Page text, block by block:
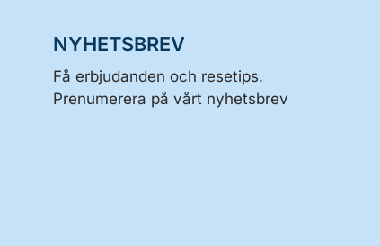
NYHETSBREV
Få erbjudanden och resetips.
Prenumerera på vårt nyhetsbrev